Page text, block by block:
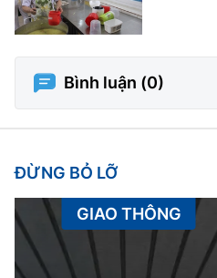
Bình luận (0)
ĐỪNG BỎ LỠ
GIAO THÔNG